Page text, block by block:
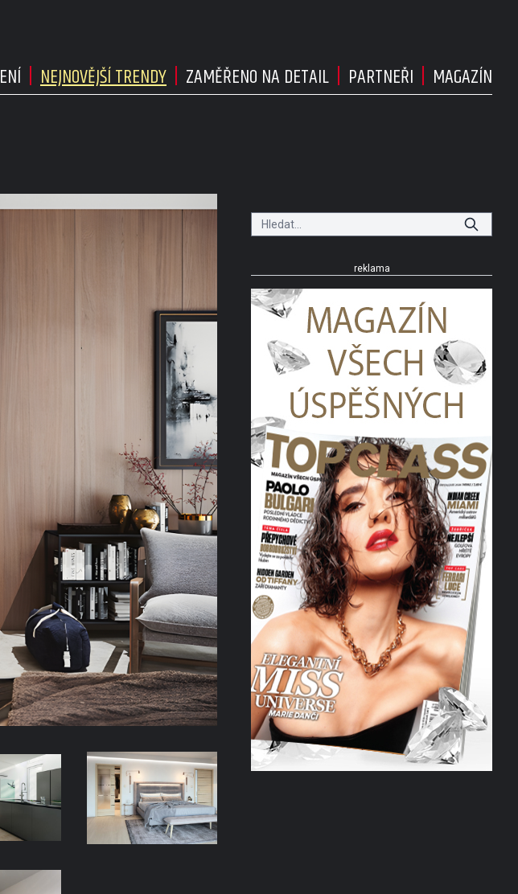
NEJNOVĚJŠÍ TRENDY ZAMĚŘENO NA DETAIL PARTNEŘI MAGAZÍN
reklama